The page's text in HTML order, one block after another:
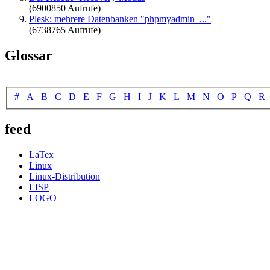
(6900850 Aufrufe)
Plesk: mehrere Datenbanken "phpmyadmin_..."
(6738765 Aufrufe)
Glossar
# A B C D E F G H I J K L M N O P Q R
feed
LaTex
Linux
Linux-Distribution
LISP
LOGO